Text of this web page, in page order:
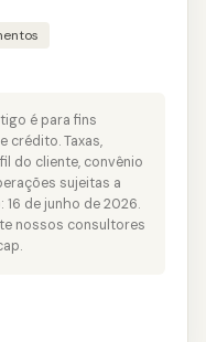
é para fins
crédito. Taxas,
do cliente, convênio
sujeitas a
16 de junho de 2026.
nossos consultores
.